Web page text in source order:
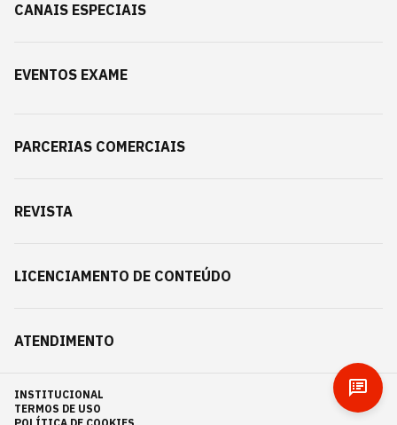
CANAIS ESPECIAIS
EVENTOS EXAME
PARCERIAS COMERCIAIS
REVISTA
LICENCIAMENTO DE CONTEÚDO
ATENDIMENTO
INSTITUCIONAL
TERMOS DE USO